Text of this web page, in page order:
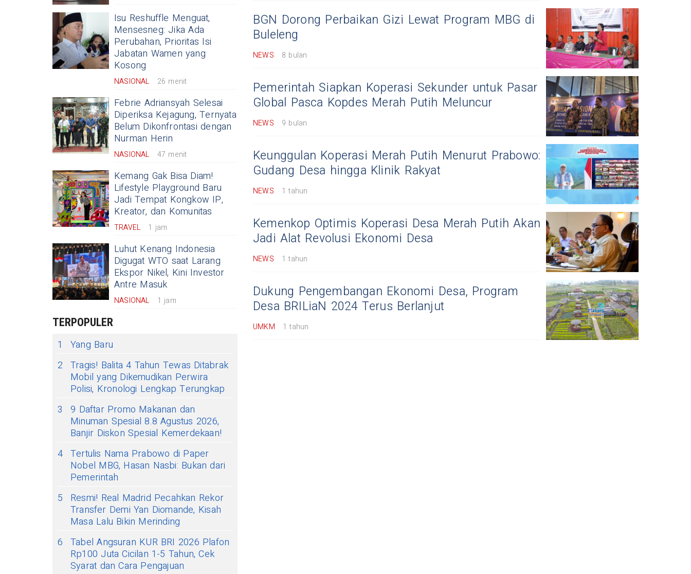
Isu Reshuffle Menguat,
Mensesneg: Jika Ada
Perubahan, Prioritas Isi
Jabatan Wamen yang
Kosong
NASIONAL 26 menit
Febrie Adriansyah Selesai
Diperiksa Kejagung, Ternyata
Belum Dikonfrontasi dengan
Nurman Herin
NASIONAL 47 menit
Kemang Gak Bisa Diam!
Lifestyle Playground Baru
Jadi Tempat Kongkow IP,
Kreator, dan Komunitas
TRAVEL 1 jam
Luhut Kenang Indonesia
Digugat WTO saat Larang
Ekspor Nikel, Kini Investor
Antre Masuk
NASIONAL 1 jam
TERPOPULER
1
Yang Baru
2 Tragis! Balita 4 Tahun Tewas Ditabrak
Mobil yang Dikemudikan Perwira
Polisi, Kronologi Lengkap Terungkap
3
9 Daftar Promo Makanan dan
Minuman Spesial 8.8 Agustus 2026,
Banjir Diskon Spesial Kemerdekaan!
4 Tertulis Nama Prabowo di Paper
Nobel MBG, Hasan Nasbi: Bukan dari
Pemerintah
5
Resmi! Real Madrid Pecahkan Rekor
Transfer Demi Yan Diomande, Kisah
Masa Lalu Bikin Merinding
6 Tabel Angsuran KUR BRI 2026 Plafon
Rp100 Juta Cicilan 1-5 Tahun, Cek
Syarat dan Cara Pengajuan
BGN Dorong Perbaikan Gizi Lewat Program MBG di
Buleleng
NEWS 8 bulan
Pemerintah Siapkan Koperasi Sekunder untuk Pasar
Global Pasca Kopdes Merah Putih Meluncur
NEWS 9 bulan
Keunggulan Koperasi Merah Putih Menurut Prabowo:
Gudang Desa hingga Klinik Rakyat
NEWS 1 tahun
Kemenkop Optimis Koperasi Desa Merah Putih Akan
Jadi Alat Revolusi Ekonomi Desa
NEWS 1 tahun
Dukung Pengembangan Ekonomi Desa, Program
Desa BRILiaN 2024 Terus Berlanjut
UMKM 1 tahun